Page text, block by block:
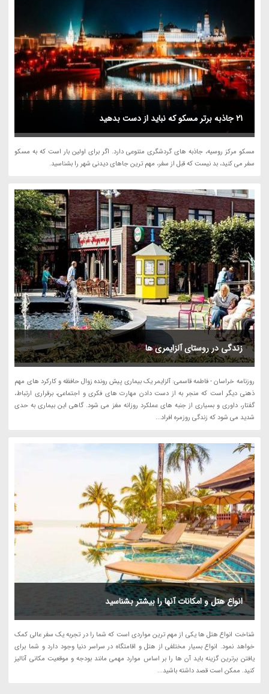
21 جاذبه برتر مسکو که نباید از دست بدهید
مسکو مرکز روسیه، جاذبه های گردشگری متنوعی دارد. اگر برای اولین بار است که به مسکو
سفر می کنید، بد نیست که قبل از سفر، مهم ترین جاهای دیدنی شهر را بشناسید.
زندگی در روستای آلزایمری ها
روزنامه خراسان - فاطمه قاسمی: آلزایمر یک بیماری پیش رونده زوال حافظه و کارکرد های مهم
ذهنی دیگر است که منجر به از دست دادن مهارت های فکری و اجتماعی، برقراری ارتباط،
گفتار، داوری و بسیاری از جنبه های عملکرد روزانه مغز می شود. گاهی این بیماری به حدی
شدید می شود که زندگی روزمره افراد...
انواع هتل و امکانات آنها را بیشتر بشناسید
شناخت انواع هتل ها یکی از مهم ترین مواردی است که شما را در تجربه یک سفر عالی کمک
خواهد نمود. انواع بسیار مختلفی از هتل و اقامتگاه در سراسر دنیا وجود دارد و شما برای
یافتن برترین گزینه باید آن ها را بر اساس موارد مهمی مانند بودجه و موقعیت مکانی آنالیز
کنید. ممکن است قصد داشته باشید...